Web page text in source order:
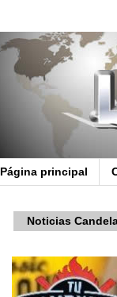
Página principal
Noticias